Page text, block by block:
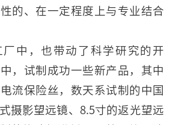
的、在一定程度上与专业结合
厂中，也带动了科学研究的开
，试制成功一些新产品，其中
流保险丝，数天系试制的中国
摄影望远镜、8.5寸的返光望远